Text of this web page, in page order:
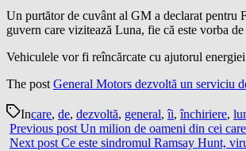
Un purtător de cuvânt al GM a declarat pentru
guvern care vizitează Luna, fie că este vorba
Vehiculele vor fi reîncărcate cu ajutorul
The postGeneral Motors dezvoltă un serviciu
Incare, de, dezvoltă, general,îi,închiriere,
Previous post Un milion de oameni din cei
Next post Ce este sindromul Ramsay Hunt,